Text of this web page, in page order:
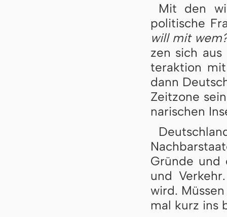
Mit den
po­li­ti­sche
will mit
zen sich
ter­ak­ti­on
dann
Zeit­zo­ne
na­ri­schen
Grün­de und
und
wird.
mal kurz ins